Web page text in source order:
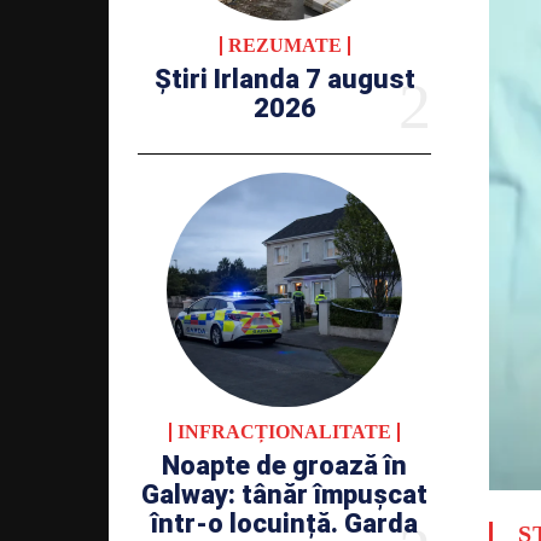
REZUMATE
Știri Irlanda 7 august
2026
INFRACȚIONALITATE
Noapte de groază în
Galway: tânăr împușcat
într-o locuință. Garda